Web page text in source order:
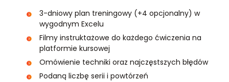
3-dniowy plan treningowy (+4 opcjonalny) w
wygodnym Excelu
Filmy instruktażowe do każdego ćwiczenia na
platformie kursowej
Omówienie techniki oraz najczęstszych błędów
Podaną liczbę serii i powtórzeń